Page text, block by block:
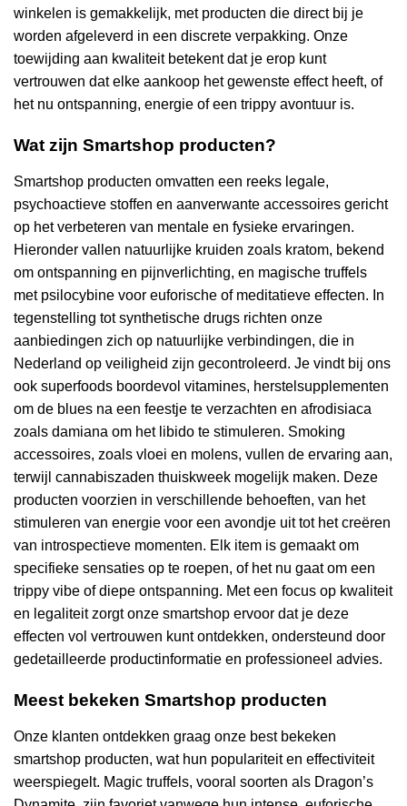
winkelen is gemakkelijk, met producten die direct bij je
worden afgeleverd in een discrete verpakking. Onze
toewijding aan kwaliteit betekent dat je erop kunt
vertrouwen dat elke aankoop het gewenste effect heeft, of
het nu ontspanning, energie of een trippy avontuur is.
Wat zijn Smartshop producten?
Smartshop producten omvatten een reeks legale,
psychoactieve stoffen en aanverwante accessoires gericht
op het verbeteren van mentale en fysieke ervaringen.
Hieronder vallen natuurlijke kruiden zoals kratom, bekend
om ontspanning en pijnverlichting, en magische truffels
met psilocybine voor euforische of meditatieve effecten. In
tegenstelling tot synthetische drugs richten onze
aanbiedingen zich op natuurlijke verbindingen, die in
Nederland op veiligheid zijn gecontroleerd. Je vindt bij ons
ook superfoods boordevol vitamines, herstelsupplementen
om de blues na een feestje te verzachten en afrodisiaca
zoals damiana om het libido te stimuleren. Smoking
accessoires, zoals vloei en molens, vullen de ervaring aan,
terwijl cannabiszaden thuiskweek mogelijk maken. Deze
producten voorzien in verschillende behoeften, van het
stimuleren van energie voor een avondje uit tot het creëren
van introspectieve momenten. Elk item is gemaakt om
specifieke sensaties op te roepen, of het nu gaat om een
trippy vibe of diepe ontspanning. Met een focus op kwaliteit
en legaliteit zorgt onze smartshop ervoor dat je deze
effecten vol vertrouwen kunt ontdekken, ondersteund door
gedetailleerde productinformatie en professioneel advies.
Meest bekeken Smartshop producten
Onze klanten ontdekken graag onze best bekeken
smartshop producten, wat hun populariteit en effectiviteit
weerspiegelt. Magic truffels, vooral soorten als Dragon’s